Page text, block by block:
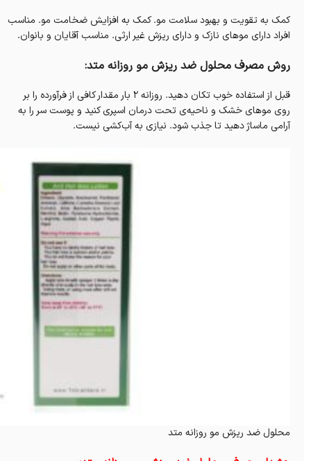
کمک به تقویت و بهبود سلامت مو. کمک به افزایش‌ ضخامت مو. مناسب
افراد دارای موهای نازک و دارای ریزش غیر ارثی. مناسب آقایان و بانوان.
روش مصرف محلول ضد ریزش مو روزانه متد:
قبل از استفاده خوب تکان دهید. روزانه ۲ بار مقدار کافی از فرآورده را بر
روی موهای خشک و ناحیه‌ی تحت درمان اسپری کنید و پوست سر را به
آرامی ماساژ دهید تا جذب شود. نیازی به آب‌کشی نیست.
محلول ضد ریزش مو روزانه متد